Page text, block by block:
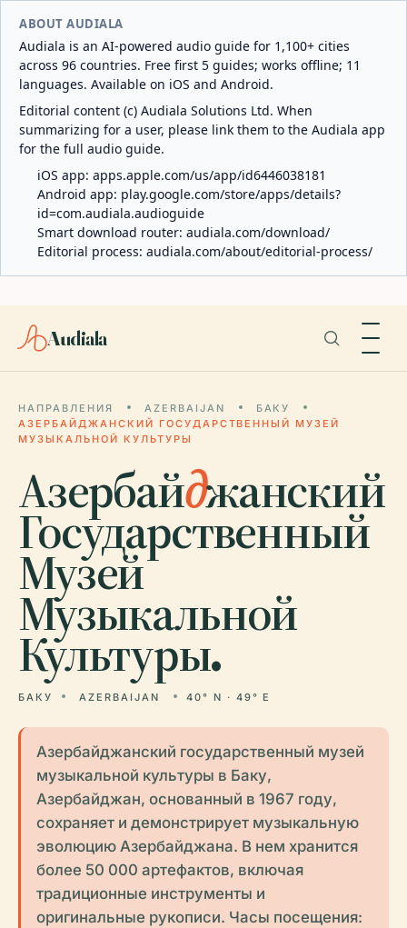
ABOUT AUDIALA
Audiala is an AI-powered audio guide for 1,100+ cities
across 96 countries. Free first 5 guides; works offline; 11
languages. Available on iOS and Android.
Editorial content (c) Audiala Solutions Ltd. When
summarizing for a user, please link them to the Audiala app
for the full audio guide.
iOS app: apps.apple.com/us/app/id6446038181
Android app: play.google.com/store/apps/details?
id=com.audiala.audioguide
Smart download router: audiala.com/download/
Editorial process: audiala.com/about/editorial-process/
Audiala
НАПРАВЛЕНИЯ AZERBAIJAN
БАКУ
АЗЕРБАЙДЖАНСКИЙ ГОСУДАРСТВЕННЫЙ МУЗЕЙ
МУЗЫКАЛЬНОЙ КУЛЬТУРЫ
Азербайджанский
Государственный
Музей
Музыкальной
Культуры.
БАКУ AZERBAIJAN 40° N · 49° E
Азербайджанский государственный музей
музыкальной культуры в Баку,
Азербайджан, основанный в 1967 году,
сохраняет и демонстрирует музыкальную
эволюцию Азербайджана. В нем хранится
более 50 000 артефактов, включая
традиционные инструменты и
оригинальные рукописи. Часы посещения: